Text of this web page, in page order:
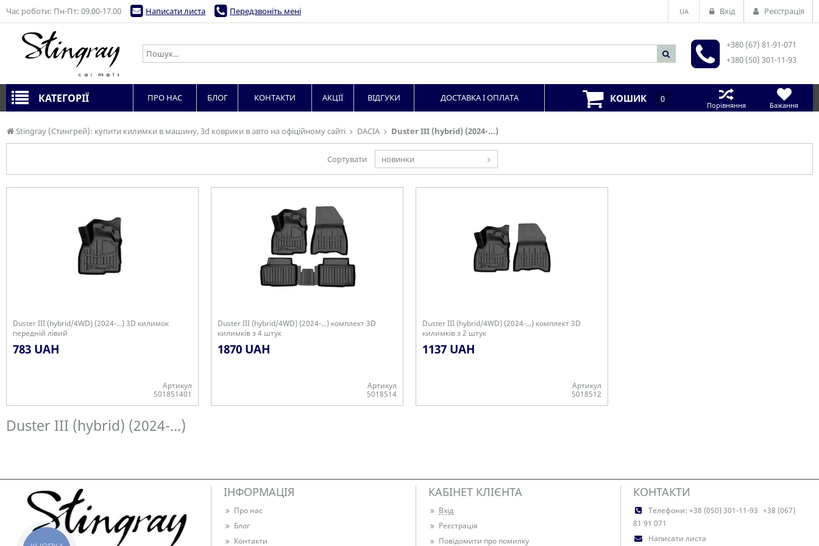
Stingray (Стингрей): купити килимки в машину, 3d коврики в авто на офіційному сайті DACIA Duster III (hybrid) (2024-...)
Сортувати новинки
Duster III (hybrid/4WD) (2024-...) 3D килимок
передній лівий
783 UAH
Артикул
501851401
Duster III (hybrid/4WD) (2024-...) комплект 3D
килимків з 4 штук
1870 UAH
Артикул
5018514
Duster III (hybrid/4WD) (2024-...) комплект 3D
килимків з 2 штук
1137 UAH
Артикул
5018512
Duster III (hybrid) (2024-...)
Час роботи: Пн-Пт: 09.00-17.00 Написати листа Передзвоніть мені UA Вхід Реєстрація
+380 (67) 81-91-071
+380 (50) 301-11-93
КАТЕГОРІЇ ПРО НАС БЛОГ КОНТАКТИ АКЦІЇ ВІДГУКИ ДОСТАВКА І ОПЛАТА КОШИК 0
Порівняння Бажання
ІНФОРМАЦІЯ
Про нас
Блог
Контакти
КАБІНЕТ КЛІЄНТА
Вхід
Реєстрація
Повідомити про помилку
КОНТАКТИ
Телефони: +38 (050) 301-11-93 +38 (067)
81 91 071
Написати листа